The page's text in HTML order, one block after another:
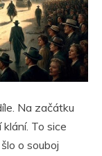
Na začátku
To sice
o souboj